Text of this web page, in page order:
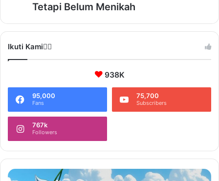
Tetapi Belum Menikah
Ikuti Kami❤️‍🔥
938K
95,000
Fans
75,700
Subscribers
767k
Followers